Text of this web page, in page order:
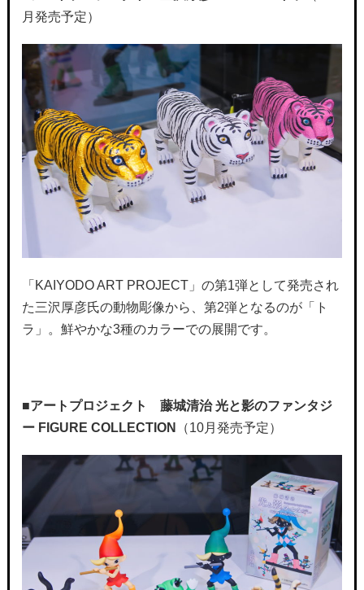
月発売予定）
「KAIYODO ART PROJECT」の第1弾として発売され
た三沢厚彦氏の動物彫像から、第2弾となるのが「ト
ラ」。鮮やかな3種のカラーでの展開です。
■アートプロジェクト 藤城清治 光と影のファンタジ
ー FIGURE COLLECTION
（10月発売予定）